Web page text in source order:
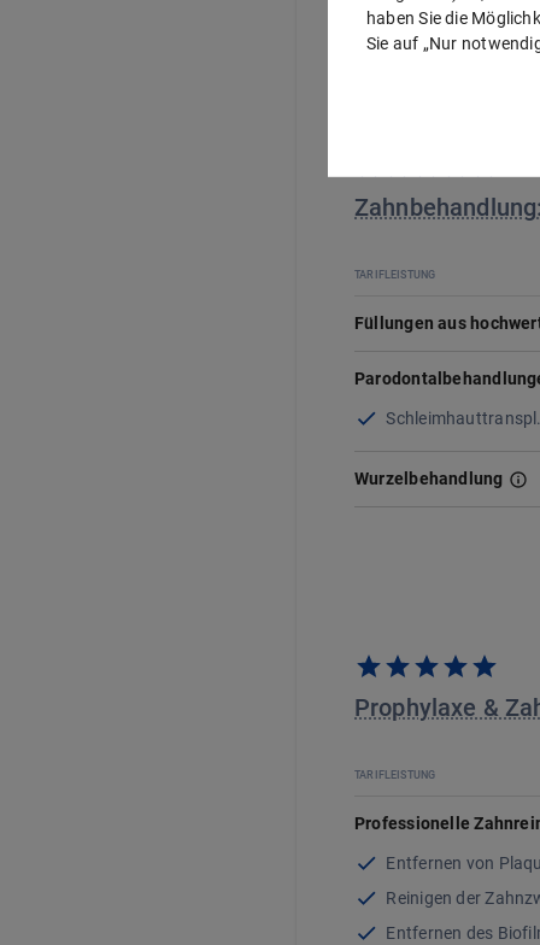
Zahnbehandlung:
TARIFLEISTUNG
Füllungen aus
Schleimhauttranspl.
Wurzelbehandlung
Prophylaxe &
TARIFLEISTUNG
Professionelle
Entfernen von
Reinigen der
Entfernen des
haben Sie die
Sie auf „Nur